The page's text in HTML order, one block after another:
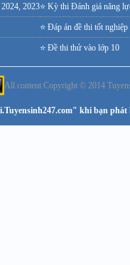
2024, 2023⭐ Kỳ thi Đánh giá năng
⭐ Đáp án đề thi tốt
⭐ Đề thi thử vào lớp 10
All content Copyright © 2014
khi bạn phát